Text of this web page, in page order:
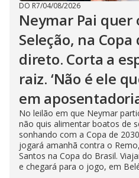
DO R7/04/08/2026
Neymar Pai quer
Seleção, na
direto. Corta a
raiz. ‘Não é ele
em
No leilão em que Neymar
não quis alimentar boatos de
sonhando com a Copa de
jogará amanhã contra o
Santos na Copa do Brasil.
e chegará para o jogo, em